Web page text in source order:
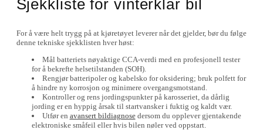
Sjekkliste for vinterklar bil
For å være helt trygg på at kjøretøyet leverer når det gjelder, bør du følge
denne tekniske sjekklisten hver høst:
Mål batteriets nøyaktige CCA-verdi med en profesjonell tester
for å bekrefte helsetilstanden (SOH).
Rengjør batteripoler og kabelsko for oksidering; bruk polfett for
å hindre ny korrosjon og minimere overgangsmotstand.
Kontroller og rens jordingspunkter på karosseriet, da dårlig
jording er en hyppig årsak til startvansker i fuktig og kaldt vær.
Utfør en avansert bildiagnosedersom du opplever gjentakende
elektroniske småfeil eller hvis bilen nøler ved oppstart.